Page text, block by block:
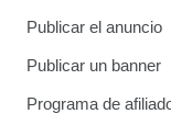
Publicar el anuncio
Publicar un banner
Programa de